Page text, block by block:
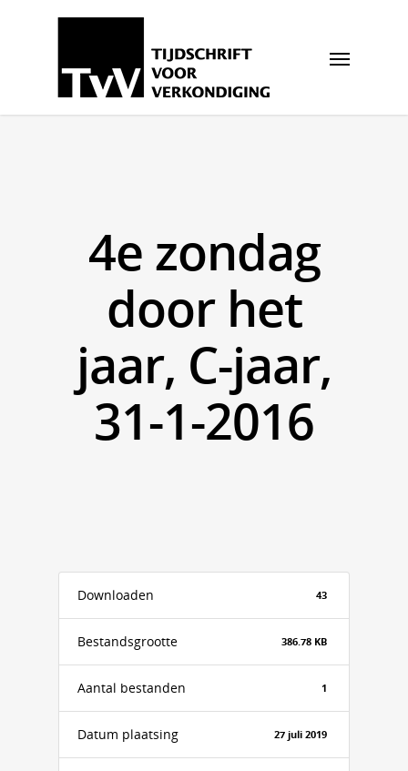
4e zondag
door het
jaar, C-jaar,
31-1-2016
Downloaden 43
Bestandsgrootte 386.78 KB
Aantal bestanden 1
Datum plaatsing 27 juli 2019